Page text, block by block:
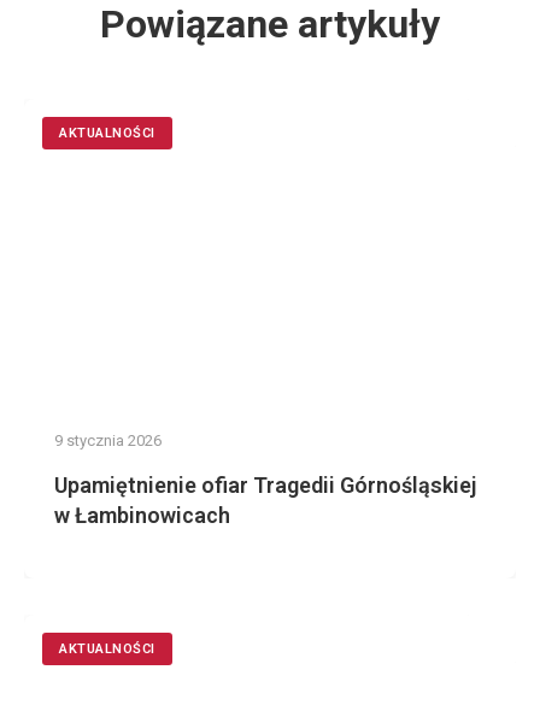
Powiązane artykuły
AKTUALNOŚCI
9 stycznia 2026
Upamiętnienie ofiar Tragedii Górnośląskiej
w Łambinowicach
AKTUALNOŚCI